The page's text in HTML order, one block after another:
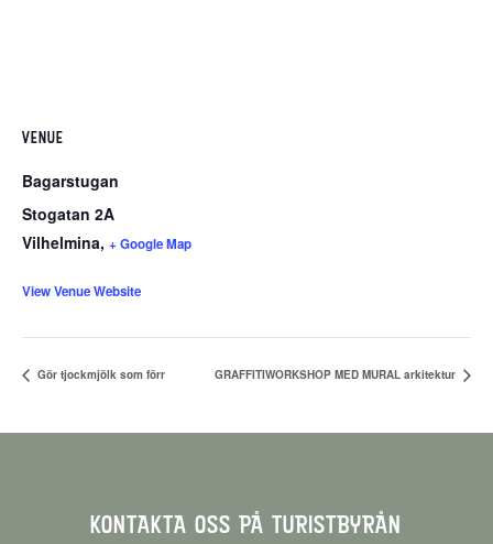
VENUE
Bagarstugan
Stogatan 2A
Vilhelmina, + Google Map
View Venue Website
Gör tjockmjölk som förr GRAFFITIWORKSHOP MED MURAL arkitektur
KONTAKTA OSS PÅ TURISTBYRÅN